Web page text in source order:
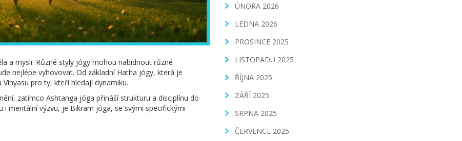
a mysli. Různé styly jógy mohou nabídnout různé
nejlépe vyhovovat. Od základní Hatha jógy, která je
pro ty, kteří hledají dynamiku.
zatímco Ashtanga jóga přináší strukturu a disciplínu do
mentální výzvu, je Bikram jóga, se svými specifickými
ÚNORA 2026
LEDNA 2026
PROSINCE 2025
LISTOPADU 2025
ŘÍJNA 2025
ZÁŘÍ 2025
SRPNA 2025
ČERVENCE 2025